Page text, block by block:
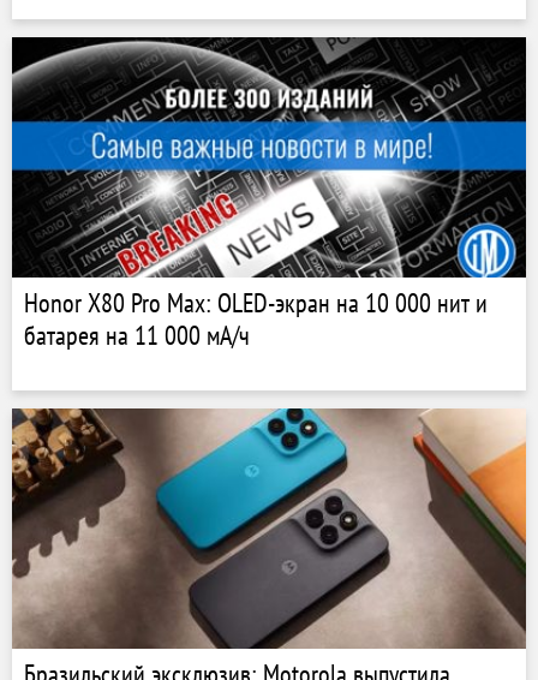
Honor X80 Pro Max: OLED-экран на 10 000 нит и
батарея на 11 000 мА/ч